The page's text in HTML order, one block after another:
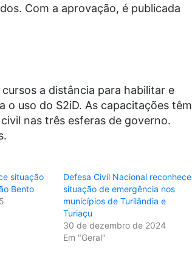
Com a aprovação, é publicada
a distância para habilitar e
o uso do S2iD. As capacitações têm
nas três esferas de governo.
situação
Bento
Defesa Civil Nacional reconhece
situação de emergência nos
municípios de Turilândia e
Turiaçu
30 de dezembro de 2024
Em "Geral"